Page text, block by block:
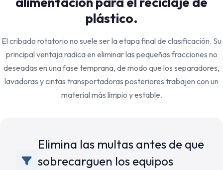
plástico.
El cribado rotatorio no suele ser la etapa final de clasificación. Su
principal ventaja radica en eliminar las pequeñas fracciones no
deseadas en una fase temprana, de modo que los separadores,
lavadoras y cintas transportadoras posteriores trabajen con un
material más limpio y estable.
Elimina las multas antes de que
sobrecarguen los equipos